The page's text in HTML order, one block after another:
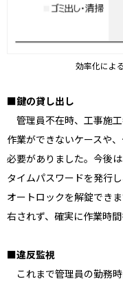
効率化によ
■鍵の貸し出し
管理員不在時、工事施
作業ができないケースや
必要がありました。今後
タイムパスワードを発行
オートロックを解錠でき
右されず、確実に作業時間
■違反監視
これまで管理員の勤務